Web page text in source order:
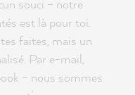
souci – notre
est là pour toi.
faites, mais un
Par e-mail,
– nous sommes